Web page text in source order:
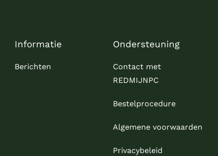
Informatie
Berichten
Ondersteuning
Contact met
REDMIJNPC
Bestelprocedure
Algemene voorwaarden
Privacybeleid